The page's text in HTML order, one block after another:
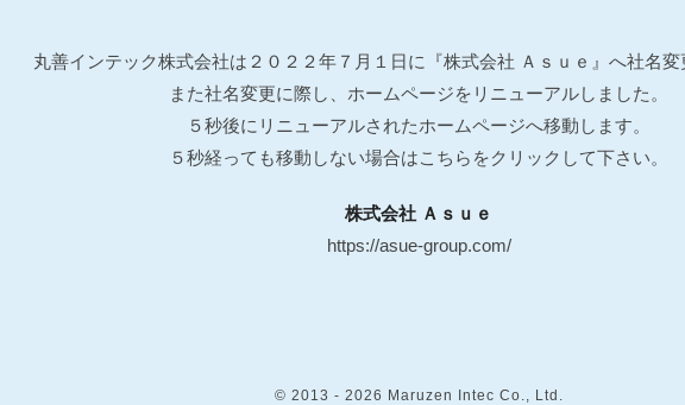
丸善インテック株式会社は２０２２年７月１日に 『株式会社 Ａｓｕｅ』へ社名
また社名変更に際し、ホームページをリニューアルしました。
５秒後にリニューアルされたホームページへ移動します。
５秒経っても移動しない場合はこちらをクリックして下さい。
株式会社 Ａｓｕｅ
https://asue-group.com/
© 2013 - 2026 Maruzen Intec Co., Ltd.